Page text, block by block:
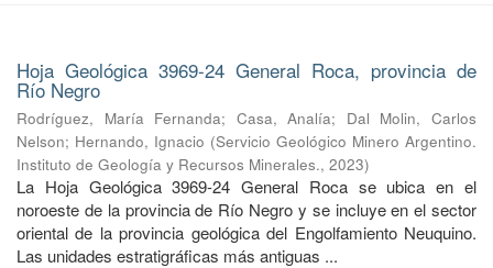
Hoja Geológica 3969-24 General Roca, provincia de
Río Negro
Rodríguez, María Fernanda; Casa, Analía; Dal Molin, Carlos
Nelson; Hernando, Ignacio (Servicio Geológico Minero Argentino.
Instituto de Geología y Recursos Minerales., 2023)
La Hoja Geológica 3969-24 General Roca se ubica en el
noroeste de la provincia de Río Negro y se incluye en el sector
oriental de la provincia geológica del Engolfamiento Neuquino.
Las unidades estratigráficas más antiguas ...